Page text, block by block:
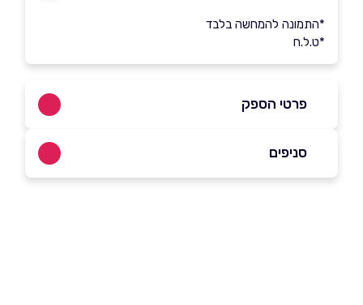
*התמונה להמחשה בלבד
*ט.ל.ח
פרטי הספק
באתר בפייסבוק באינסטגרם
סניפים